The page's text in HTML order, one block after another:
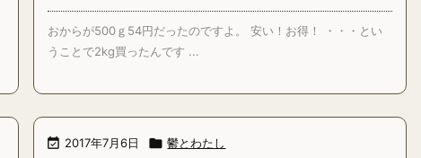
おからが500ｇ54円だったのですよ。 安い！お得！ ・・・とい
うことで2kg買ったんです ...
 2017年7月6日  鬱とわたし